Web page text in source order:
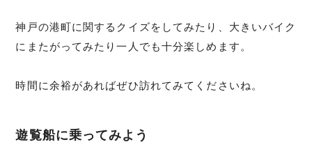
神戸の港町に関するクイズをしてみたり、大きいバイク
にまたがってみたり一人でも十分楽しめます。
時間に余裕があればぜひ訪れてみてくださいね。
遊覧船に乗ってみよう